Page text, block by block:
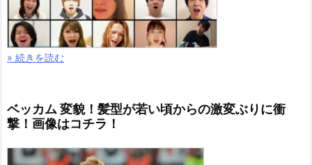
» 続きを読む
ベッカム 変貌！髪型が若い頃からの激変ぶりに衝
撃！画像はコチラ！